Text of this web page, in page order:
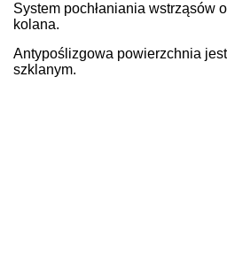
System pochłaniania wstrząsów
kolana.
Antypoślizgowa powierzchnia
szklanym.